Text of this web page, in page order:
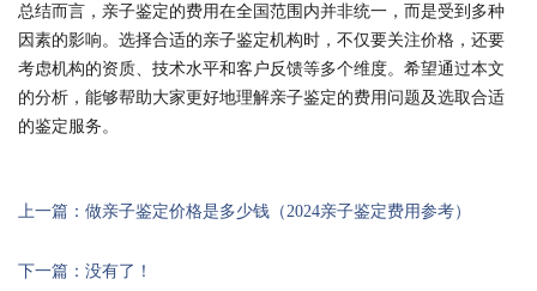
总结而言，亲子鉴定的费用在全国范围内并非统一，而是受到多种
因素的影响。选择合适的亲子鉴定机构时，不仅要关注价格，还要
考虑机构的资质、技术水平和客户反馈等多个维度。希望通过本文
的分析，能够帮助大家更好地理解亲子鉴定的费用问题及选取合适
的鉴定服务。
上一篇：做亲子鉴定价格是多少钱（2024亲子鉴定费用参考）
下一篇：没有了！